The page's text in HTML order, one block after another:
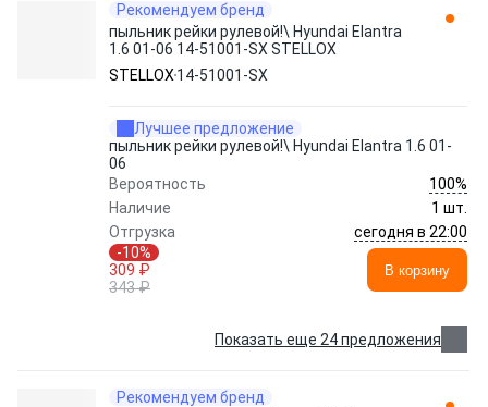
Рекомендуем бренд
пыльник рейки рулевой!\ Hyundai Elantra
1.6 01-06 14-51001-SX STELLOX
STELLOX 14-51001-SX
Лучшее предложение
пыльник рейки рулевой!\ Hyundai Elantra 1.6 01-
06
Вероятность
100%
Наличие
1 шт.
Отгрузка
сегодня в 22:00
-10%
309 ₽
343 ₽
В корзину
Показать еще 24 предложения
Рекомендуем бренд